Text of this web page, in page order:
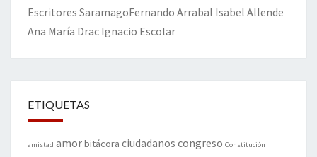
Escritores SaramagoFernando Arrabal Isabel Allende
Ana María Drac Ignacio Escolar
ETIQUETAS
amistad amorbitácora ciudadanos congreso Constitución